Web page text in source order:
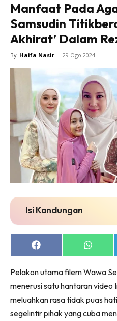
Manfaat Pada
Samsudin
Akhirat’ Dalam
By Haifa Nasir - 29 Ogo 2024
Isi Kandungan
Share
on
Share
on
Pelakon utama filem Wawa
menerusi satu hantaran video
meluahkan rasa tidak puas
segelintir pihak yang cuba